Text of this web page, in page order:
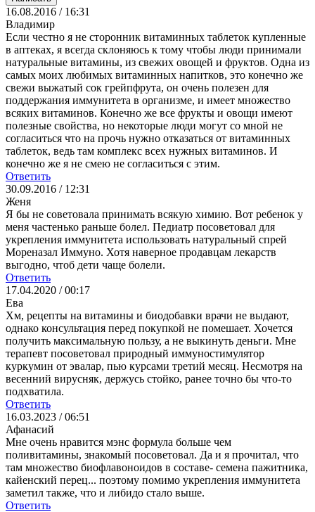
16.08.2016 / 16:31
Владимир
Если честно я не сторонник витаминных таблеток купленные
в аптеках, я всегда склоняюсь к тому чтобы люди принимали
натуральные витамины, из свежих овощей и фруктов. Одна из
самых моих любимых витаминных напитков, это конечно же
свежи выжатый сок грейпфрута, он очень полезен для
поддержания иммунитета в организме, и имеет множество
всяких витаминов. Конечно же все фрукты и овощи имеют
полезные свойства, но некоторые люди могут со мной не
согласиться что на прочь нужно отказаться от витаминных
таблеток, ведь там комплекс всех нужных витаминов. И
конечно же я не смею не согласиться с этим.
Ответить
30.09.2016 / 12:31
Женя
Я бы не советовала принимать всякую химию. Вот ребенок у
меня частенько раньше болел. Педиатр посоветовал для
укрепления иммунитета использовать натуральный спрей
Мореназал Иммуно. Хотя наверное продавцам лекарств
выгодно, чтоб дети чаще болели.
Ответить
17.04.2020 / 00:17
Ева
Хм, рецепты на витамины и биодобавки врачи не выдают,
однако консультация перед покупкой не помешает. Хочется
получить максимальную пользу, а не выкинуть деньги. Мне
терапевт посоветовал природный иммуностимулятор
куркумин от эвалар, пью курсами третий месяц. Несмотря на
весенний вирусняк, держусь стойко, ранее точно бы что-то
подхватила.
Ответить
16.03.2023 / 06:51
Афанасий
Мне очень нравится мэнс формула больше чем
поливитамины, знакомый посоветовал. Да и я прочитал, что
там множество биофлавоноидов в составе- семена пажитника,
кайенский перец... поэтому помимо укрепления иммунитета
заметил также, что и либидо стало выше.
Ответить